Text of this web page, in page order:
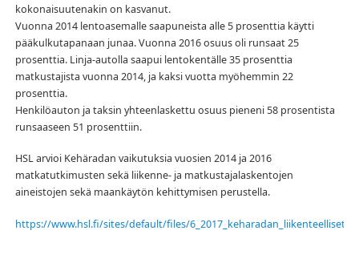
kokonaisuutenakin on kasvanut.
Vuonna 2014 lentoasemalle saapuneista alle 5 prosenttia käytti
pääkulkutapanaan junaa. Vuonna 2016 osuus oli runsaat 25
prosenttia. Linja-autolla saapui lentokentälle 35 prosenttia
matkustajista vuonna 2014, ja kaksi vuotta myöhemmin 22
prosenttia.
Henkilöauton ja taksin yhteenlaskettu osuus pieneni 58 prosentista
runsaaseen 51 prosenttiin.
HSL arvioi Kehäradan vaikutuksia vuosien 2014 ja 2016
matkatutkimusten sekä liikenne- ja matkustajalaskentojen
aineistojen sekä maankäytön kehittymisen perustella.
https://www.hsl.fi/sites/default/files/